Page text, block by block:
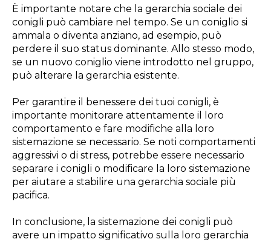
È importante notare che la gerarchia sociale dei
conigli può cambiare nel tempo. Se un coniglio si
ammala o diventa anziano, ad esempio, può
perdere il suo status dominante. Allo stesso modo,
se un nuovo coniglio viene introdotto nel gruppo,
può alterare la gerarchia esistente.
Per garantire il benessere dei tuoi conigli, è
importante monitorare attentamente il loro
comportamento e fare modifiche alla loro
sistemazione se necessario. Se noti comportamenti
aggressivi o di stress, potrebbe essere necessario
separare i conigli o modificare la loro sistemazione
per aiutare a stabilire una gerarchia sociale più
pacifica.
In conclusione, la sistemazione dei conigli può
avere un impatto significativo sulla loro gerarchia